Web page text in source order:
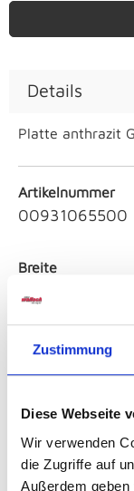
Zustimmung
Diese Webseite
Wir verwenden
die Zugriffe auf
Außerdem
Details
Platte anthrazit
Artikelnummer
00931065500
Breite
Höhe
Farbe
Schwarz